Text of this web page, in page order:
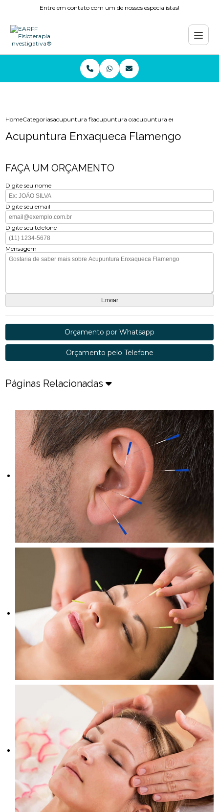
Entre em contato com um de nossos especialistas!
HomeCategoriasacupuntura fisioterapiaacupuntura colunaacupuntura enxaqueca
Acupuntura Enxaqueca Flamengo
FAÇA UM ORÇAMENTO
Digite seu nome
Digite seu email
Digite seu telefone
Mensagem
Orçamento por Whatsapp
Orçamento pelo Telefone
Páginas Relacionadas